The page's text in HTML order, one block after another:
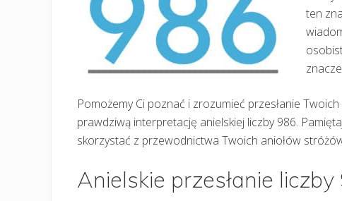
ten
Pomożemy Ci poznać i zrozumieć przesłanie
prawdziwą interpretację anielskiej liczby 986.
skorzystać z przewodnictwa Twoich aniołów
Anielskie przesłanie